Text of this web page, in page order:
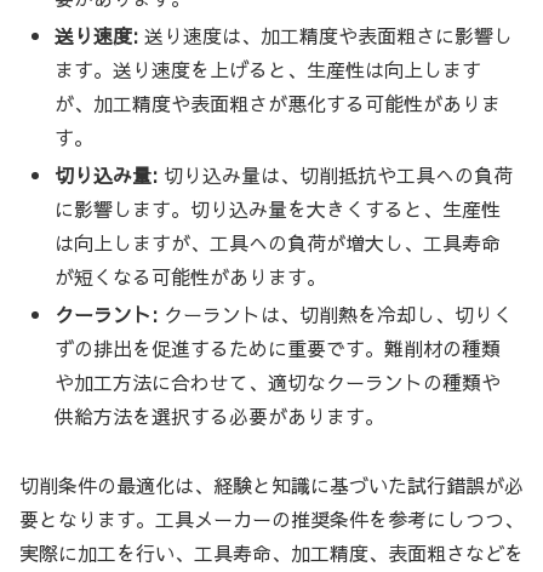
送り速度: 送り速度は、加工精度や表面粗さに影響し
ます。送り速度を上げると、生産性は向上します
が、加工精度や表面粗さが悪化する可能性がありま
す。
切り込み量: 切り込み量は、切削抵抗や工具への負荷
に影響します。切り込み量を大きくすると、生産性
は向上しますが、工具への負荷が増大し、工具寿命
が短くなる可能性があります。
クーラント: クーラントは、切削熱を冷却し、切りく
ずの排出を促進するために重要です。難削材の種類
や加工方法に合わせて、適切なクーラントの種類や
供給方法を選択する必要があります。
切削条件の最適化は、経験と知識に基づいた試行錯誤が必
要となります。工具メーカーの推奨条件を参考にしつつ、
実際に加工を行い、工具寿命、加工精度、表面粗さなどを